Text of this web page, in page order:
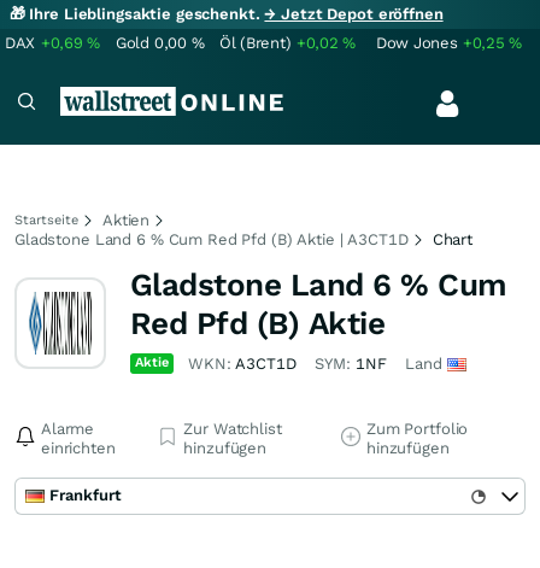
🎁 Ihre Lieblingsaktie geschenkt.→ Jetzt Depot eröffnen
DAX +0,69% Gold 0,00 % Öl (Brent) +0,02% Dow Jones +0,25%
Startseite
Aktien
Gladstone Land 6 % Cum Red Pfd (B) Aktie | A3CT1D
Chart
Gladstone Land 6 % Cum
Red Pfd (B) Aktie
Aktie WKN:A3CT1D SYM: 1NF Land
Alarme
einrichten
Zur Watchlist
hinzufügen
Zum Portfolio
hinzufügen
Frankfurt